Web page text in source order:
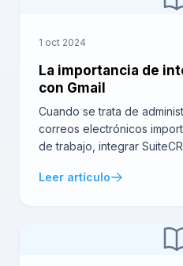
1 oct 2024
La importancia de
con Gmail
Cuando se trata de
correos electrónicos
de trabajo, integrar
dos poderosos sistemas,
Leer artículo